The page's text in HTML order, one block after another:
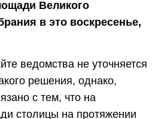
Великого
в это воскресенье,
ведомства не уточняется
решения, однако,
с тем, что на
столицы на протяжении